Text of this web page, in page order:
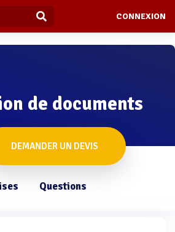
CONNEXION
de documents
DEMANDER UN DEVIS
Questions